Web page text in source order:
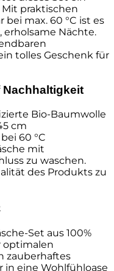
praktischen
max. 60 °C ist es
Nächte.
tolles Geschenk für
Nachhaltigkeit
Bio-Baumwolle
cm
60 °C
mit
zu waschen.
des Produkts zu
Set aus 100%
optimalen
zauberhaftes
in eine Wohlfühloase